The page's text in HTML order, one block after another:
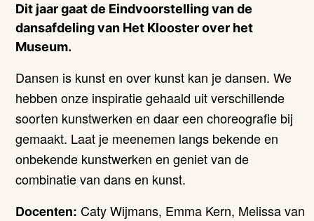
Dit jaar gaat de Eindvoorstelling van de
dansafdeling van Het Klooster over het
Museum.
Dansen is kunst en over kunst kan je dansen. We
hebben onze inspiratie gehaald uit verschillende
soorten kunstwerken en daar een choreografie bij
gemaakt. Laat je meenemen langs bekende en
onbekende kunstwerken en geniet van de
combinatie van dans en kunst.
Docenten: Caty Wijmans, Emma Kern, Melissa van